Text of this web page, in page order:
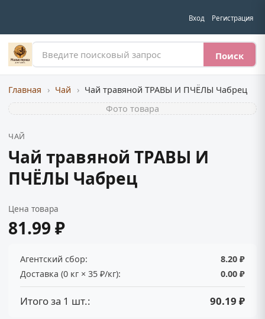
Вход Регистрация
Поиск
Главная › Чай › Чай травяной ТРАВЫ И ПЧЁЛЫ Чабрец
Фото товара
ЧАЙ
Чай травяной ТРАВЫ И
ПЧЁЛЫ Чабрец
Цена товара
81.99 ₽
Агентский сбор:
8.20 ₽
Доставка (0 кг × 35 ₽/кг):
0.00 ₽
Итого за 1 шт.: 90.19 ₽